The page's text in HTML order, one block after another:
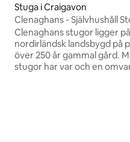
Stuga i Craigavon
Clenaghans - Självhushåll
Clenaghans stugor ligger
nordirländsk landsbygd på
över 250 år gammal gård.
stugor har var och en